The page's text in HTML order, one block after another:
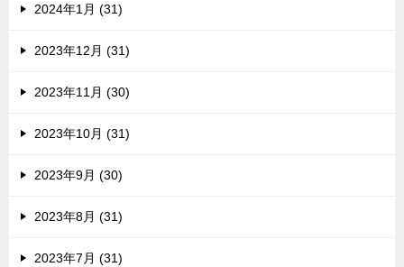
2024年1月 (31)
2023年12月 (31)
2023年11月 (30)
2023年10月 (31)
2023年9月 (30)
2023年8月 (31)
2023年7月 (31)